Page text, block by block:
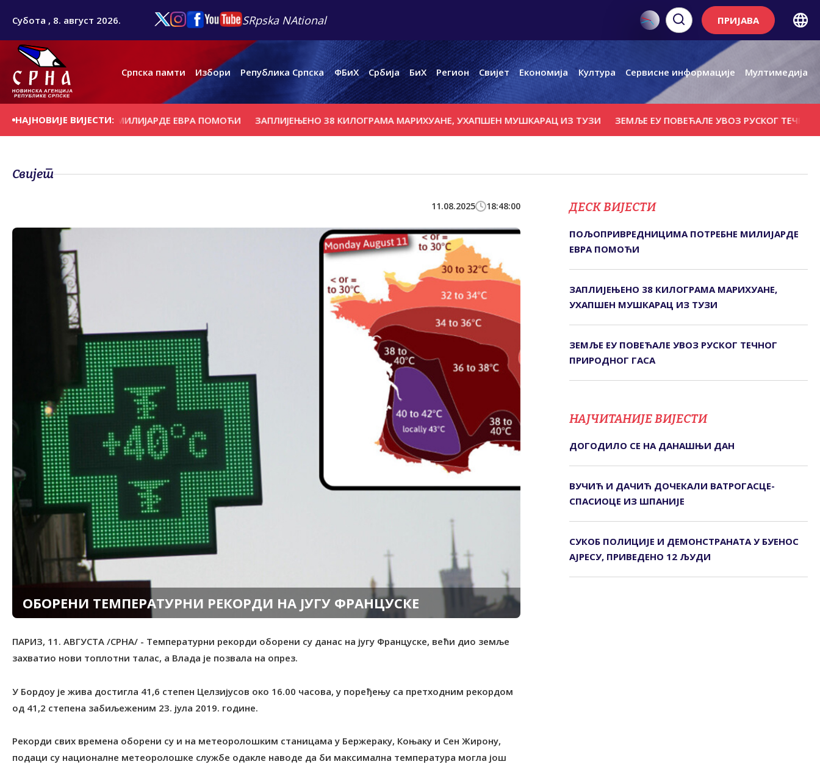
Субота , 8. август 2026. SRpska NAtional ПРИЈАВА
Српска памти Избори Република Српска ФБиХ Србија БиХ Регион Свијет Економија Култура Сервисне информације Мултимедија
НАЈНОВИЈЕ ВИЈЕСТИ:
ПОТРЕБНЕ МИЛИЈАРДЕ ЕВРА ПОМОЋИ ЗАПЛИЈЕЊЕНО 38 КИЛОГРАМА МАРИХУАНЕ, УХАПШЕН МУШКАРАЦ ИЗ ТУЗИ ЗЕМЉЕ ЕУ ПОВЕЋАЛЕ УВОЗ РУСКОГ ТЕЧНОГ
Свијет
11.08.2025 18:48:00
ОБОРЕНИ ТЕМПЕРАТУРНИ РЕКОРДИ НА ЈУГУ ФРАНЦУСКЕ
ПАРИЗ, 11. АВГУСТА /СРНА/ - Температурни рекорди оборени су данас на југу Француске, већи дио земље
захватио нови топлотни талас, а Влада је позвала на опрез.
У Бордоу је жива достигла 41,6 степен Целзијусов око 16.00 часова, у поређењу са претходним рекордом
од 41,2 степена забиљеженим 23. јула 2019. године.
Рекорди свих времена оборени су и на метеоролошким станицама у Бержераку, Коњаку и Сен Жирону,
подаци су националне метеоролошке службе одакле наводе да би максимална температура могла још
ДЕСК ВИЈЕСТИ
ПОЉОПРИВРЕДНИЦИМА ПОТРЕБНЕ МИЛИЈАРДЕ
ЕВРА ПОМОЋИ
ЗАПЛИЈЕЊЕНО 38 КИЛОГРАМА МАРИХУАНЕ,
УХАПШЕН МУШКАРАЦ ИЗ ТУЗИ
ЗЕМЉЕ ЕУ ПОВЕЋАЛЕ УВОЗ РУСКОГ ТЕЧНОГ
ПРИРОДНОГ ГАСА
НАЈЧИТАНИЈЕ ВИЈЕСТИ
ДОГОДИЛО СЕ НА ДАНАШЊИ ДАН
ВУЧИЋ И ДАЧИЋ ДОЧЕКАЛИ ВАТРОГАСЦЕ-
СПАСИОЦЕ ИЗ ШПАНИЈЕ
СУКОБ ПОЛИЦИЈЕ И ДЕМОНСТРАНАТА У БУЕНОС
АЈРЕСУ, ПРИВЕДЕНО 12 ЉУДИ